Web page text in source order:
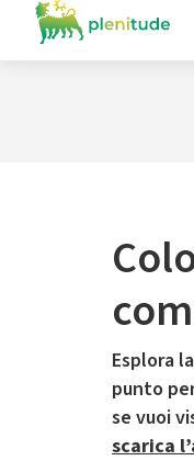
Esplora
punto
se vuoi
scarica